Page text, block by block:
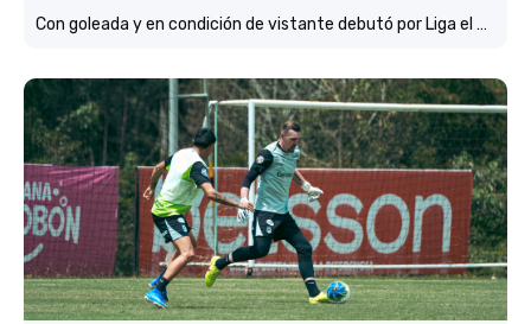
Con goleada y en condición de vistante debutó por Liga el verde de Lucas González frente a Jaguares de Córdoba.